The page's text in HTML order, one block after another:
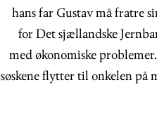
hans far Gustav må fratre
for Det sjællandske
med økonomiske
søskene flytter til onkelen på